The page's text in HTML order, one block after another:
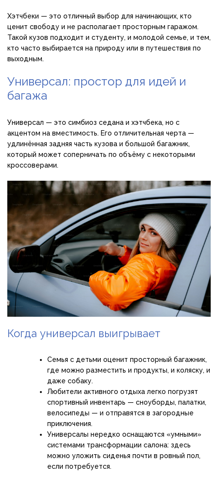
Хэтчбеки — это отличный выбор для начинающих, кто
ценит свободу и не располагает просторным гаражом.
Такой кузов подходит и студенту, и молодой семье, и тем,
кто часто выбирается на природу или в путешествия по
выходным.
Универсал: простор для идей и
багажа
Универсал — это симбиоз седана и хэтчбека, но с
акцентом на вместимость. Его отличительная черта —
удлинённая задняя часть кузова и большой багажник,
который может соперничать по объёму с некоторыми
кроссоверами.
Когда универсал выигрывает
Семья с детьми оценит просторный багажник,
где можно разместить и продукты, и коляску, и
даже собаку.
Любители активного отдыха легко погрузят
спортивный инвентарь — сноуборды, палатки,
велосипеды — и отправятся в загородные
приключения.
Универсалы нередко оснащаются «умными»
системами трансформации салона: здесь
можно уложить сиденья почти в ровный пол,
если потребуется.